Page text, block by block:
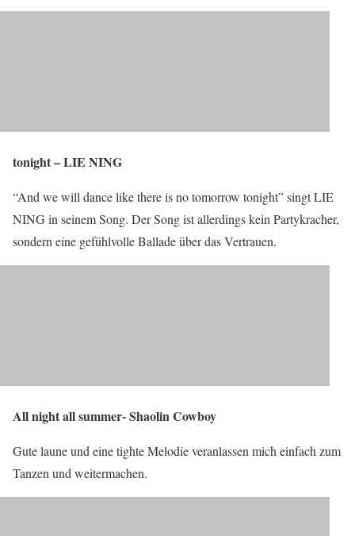
tonight – LIE NING
“And we will dance like there is no tomorrow tonight” singt LIE
NING in seinem Song. Der Song ist allerdings kein Partykracher,
sondern eine gefühlvolle Ballade über das Vertrauen.
All night all summer- Shaolin Cowboy
Gute laune und eine tighte Melodie veranlassen mich einfach zum
Tanzen und weitermachen.